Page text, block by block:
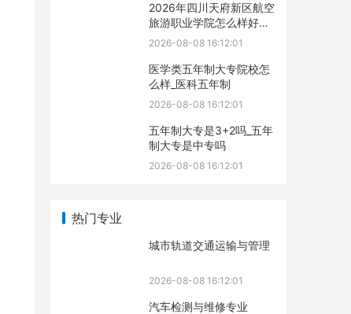
2026年四川天府新区航空
旅游职业学院怎么样好不
好
2026-08-08 16:12:01
医学类五年制大专院校怎
么样_医科五年制
2026-08-08 16:12:01
五年制大专是3+2吗_五年
制大专是中专吗
2026-08-08 16:12:01
热门专业
城市轨道交通运输与管理
2026-08-08 16:12:01
汽车检测与维修专业